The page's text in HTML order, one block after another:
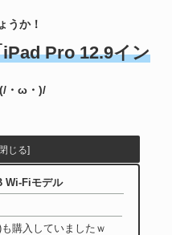
うか！
iPad Pro 12.9イン
・ω・)/
Wi-Fiモデル
購入していましたｗ